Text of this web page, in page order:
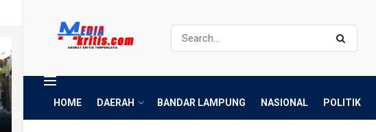
HOME DAERAH BANDAR LAMPUNG NASIONAL POLITIK